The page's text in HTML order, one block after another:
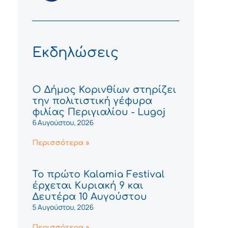
Εκδηλώσεις
Ο Δήμος Κορινθίων στηρίζει
την πολιτιστική γέφυρα
φιλίας Περιγιαλίου - Lugoj
6 Αυγούστου, 2026
Περισσότερα »
Το πρώτο Kalamia Festival
έρχεται Κυριακή 9 και
Δευτέρα 10 Αυγούστου
5 Αυγούστου, 2026